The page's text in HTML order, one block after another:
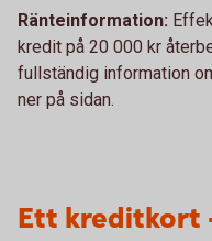
Ränteinformation:
kredit på 20 000 kr
fullständig information
ner på sidan.
Ett kreditkort